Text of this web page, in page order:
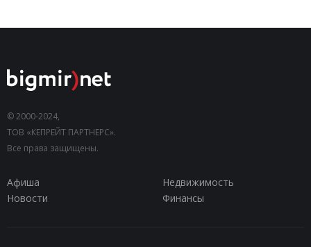
© 2000-2024,
ТОВ «КЕПРЕЙТ ПАРТНЕРС».
Все права защищены.
Афиша
Недвижимость
Новости
Финансы